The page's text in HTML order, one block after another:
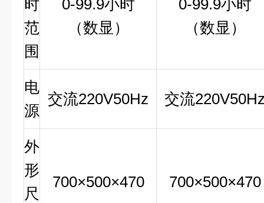
时
范
围
0-99.9小时
（数显）
0-99.9小时
（数显）
电
源
交流220V50Hz 交流
外
形
尺
700×500×470 700×500×470